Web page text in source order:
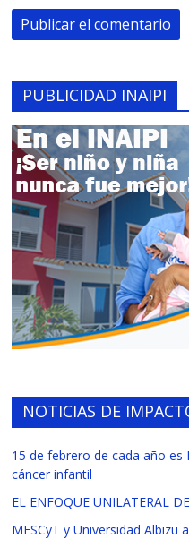
PUBLICIDAD INAIPI
NOTICIAS DE
15 de febrero de cada año
cáncer infantil
EL ENFOQUE UNILATERAL
MESCyT y Universidad